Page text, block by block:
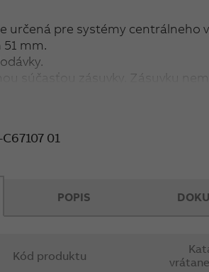
určená pre systémy centrálneho
mm.
súčasťou zásuvky. Zásuvku
je daná vodorovnou osou otvoru
01
Kód produktu
POPIS